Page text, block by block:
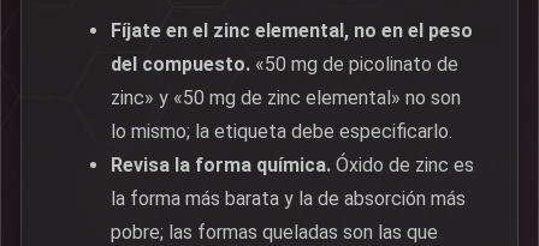
Fíjate en el zinc elemental, no en el peso
del compuesto. «50 mg de picolinato de
zinc» y «50 mg de zinc elemental» no son
lo mismo; la etiqueta debe especificarlo.
Revisa la forma química. Óxido de zinc es
la forma más barata y la de absorción más
pobre; las formas queladas son las que